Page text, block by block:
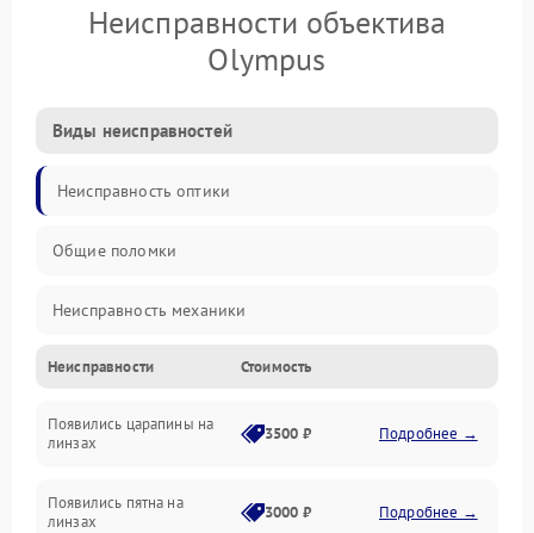
Неисправности объектива
Olympus
Виды неисправностей
Неисправность оптики
Общие поломки
Неисправность механики
Неисправность электроники (если объектив с мотором/
Прочие неисправности
Неисправности Стоимость
Появились царапины на
линзах
3500 ₽ Подробнее →
Появились пятна на
линзах
3000 ₽ Подробнее →